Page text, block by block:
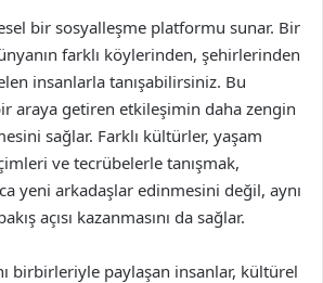
bir sosyalleşme platformu sunar. Bir
farklı köylerinden, şehirlerinden
insanlarla tanışabilirsiniz. Bu
araya getiren etkileşimin daha zengin
sağlar. Farklı kültürler, yaşam
ve tecrübelerle tanışmak,
yeni arkadaşlar edinmesini değil, aynı
açısı kazanmasını da sağlar.
birbirleriyle paylaşan insanlar, kültürel